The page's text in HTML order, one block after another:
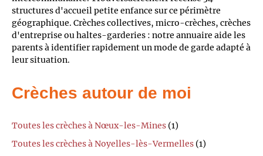
structures d'accueil petite enfance sur ce périmètre
géographique. Crèches collectives, micro-crèches, crèches
d'entreprise ou haltes-garderies : notre annuaire aide les
parents à identifier rapidement un mode de garde adapté à
leur situation.
Crèches autour de moi
Toutes les crèches à Nœux-les-Mines (1)
Toutes les crèches à Noyelles-lès-Vermelles (1)